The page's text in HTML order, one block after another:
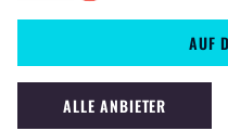
AUF
ALLE ANBIETER